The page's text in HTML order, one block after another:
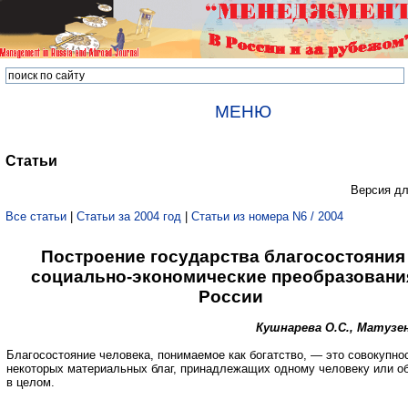
МЕНЮ
Статьи
Версия
Все статьи | Статьи за 2004 год | Статьи из номера N6 / 2004
Построение государства
социально-экономические
России
Кушнарева О.С.,
Благосостояние человека, понимаемое как богатство, — это
некоторых материальных благ, принадлежащих одному человеку или
в целом.